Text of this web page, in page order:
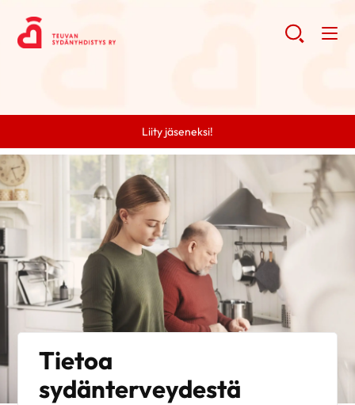
Liity jäseneksi!
Tietoa
sydänterveydestä